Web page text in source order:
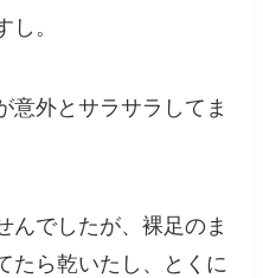
し。
意外とサラサラしてま
んでしたが、裸足のま
たら乾いたし、とくに